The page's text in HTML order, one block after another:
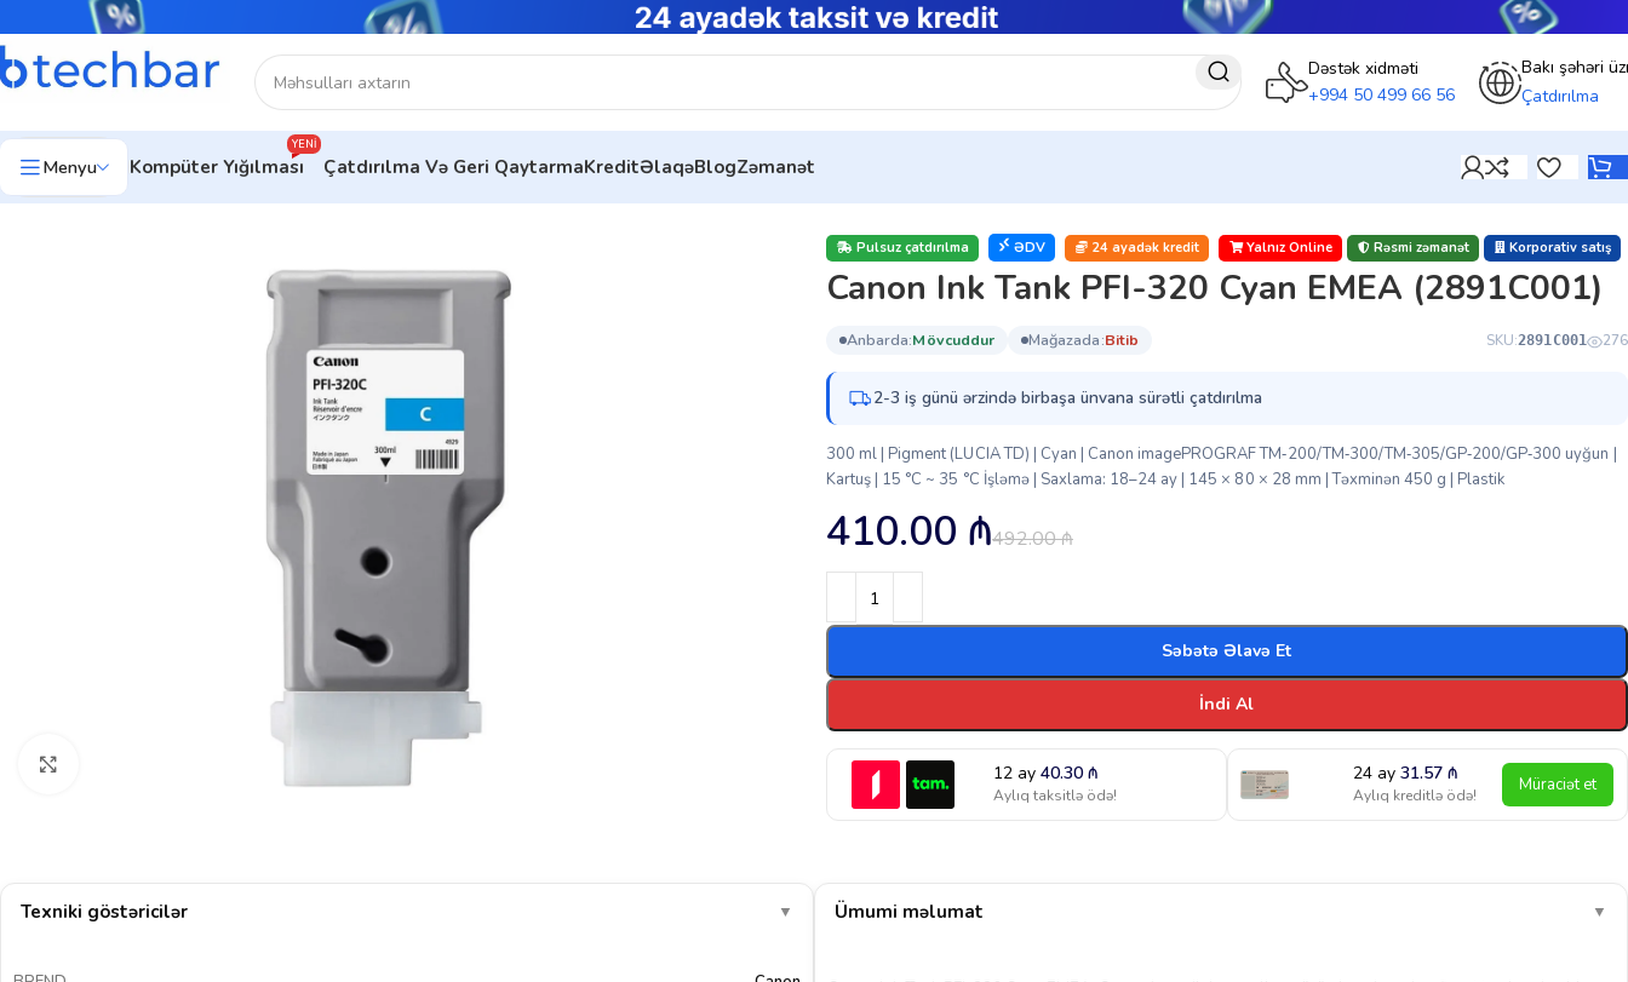
Dəstək xidməti
+994 50 499 66 56
Bakı şəhəri
Çatdırılma
Menyu Kompüter Yığılması
YENI
Çatdırılma Və Geri QaytarmaKreditƏlaqəBlogZəmanət
Ev Çap avadanlıqları
Pulsuz çatdırılma ƏDV 24 ayadək kredit Yalnız Online Rəsmi zəmanət Korporativ satış
Canon Ink Tank PFI-320 Cyan EMEA (2891C001)
anbarda: mövcuddur mağazada: bi̇ti̇b SKU:2891C001 276
2-3 iş günü ərzində birbaşa ünvana sürətli çatdırılma
300 ml | Pigment (LUCIA TD) | Cyan | Canon imagePROGRAF TM‑200/TM‑300/TM‑305/GP‑200/GP‑300 uyğun |
Kartuş | 15 °C ~ 35 °C İşləmə | Saxlama: 18–24 ay | 145 × 80 × 28 mm | Təxminən 450 g | Plastik
492.00₼
410.00 ₼
Səbətə Əlavə Et
İndi Al
12 ay40.30₼
Aylıq taksitlə ödə!
24 ay31.57₼
Aylıq kreditlə ödə! Müraciət et
Texniki göstəricilər ▼ Ümumi məlumat ▼